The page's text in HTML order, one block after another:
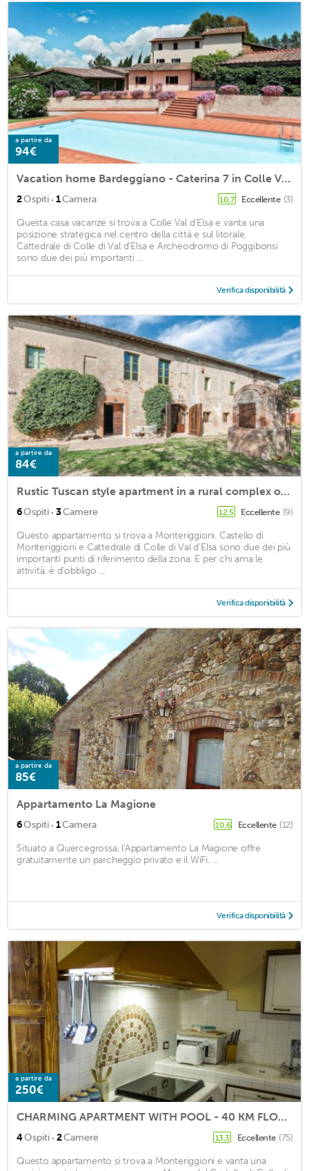
a partire da
94€
Vacation home Bardeggiano - Caterina 7 in Colle Val d'Elsa - 2 persons, 1 bedrooms
2Ospiti · 1Camera 10,7 Eccellente (3)
Questa casa vacanze si trova a Colle Val d'Elsa e vanta una
posizione strategica nel centro della città e sul litorale.
Cattedrale di Colle di Val d'Elsa e Archeodromo di Poggibonsi
sono due dei più importanti ...
Verifica disponibilità
a partire da
84€
Rustic Tuscan style apartment in a rural complex of 1700 in the beautiful countryside between Monter
6Ospiti · 3Camere 12,5 Eccellente (9)
Questo appartamento si trova a Monteriggioni. Castello di
Monteriggioni e Cattedrale di Colle di Val d'Elsa sono due dei più
importanti punti di riferimento della zona. E per chi ama le
attività, è d'obbligo ...
Verifica disponibilità
a partire da
85€
Appartamento La Magione
6Ospiti · 1Camera 10,6 Eccellente (12)
Situato a Quercegrossa, l'Appartamento La Magione offre
gratuitamente un parcheggio privato e il WiFi. ...
Verifica disponibilità
a partire da
250€
CHARMING APARTMENT WITH POOL - 40 KM FLORENCE, 20 KM SIENA, 15 KM S. GIMIGNANO
4Ospiti · 2Camere 13,3 Eccellente (75)
Questo appartamento si trova a Monteriggioni e vanta una